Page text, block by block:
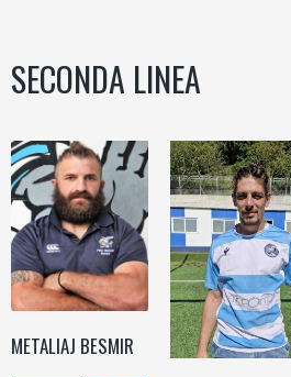
SECONDA LINEA
METALIAJ BESMIR